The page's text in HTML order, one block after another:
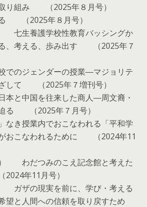
り組み （2025年８月号）
（2025年８月号）
七生養護学校性教育バッシングか
、考える、歩み出す （2025年７
のジェンダーの授業―マジョリテ
して （2025年７増刊号）
と中国を往来した商人―周文裔・
る （2025年７月号）
授業内でおこなわれる「平和学
おこなわれるために （2024年11
わだつみのこえ記念館と考えた
年11月号）
ガザの現実を前に、学び・考える
望と人間への信頼を取り戻すため